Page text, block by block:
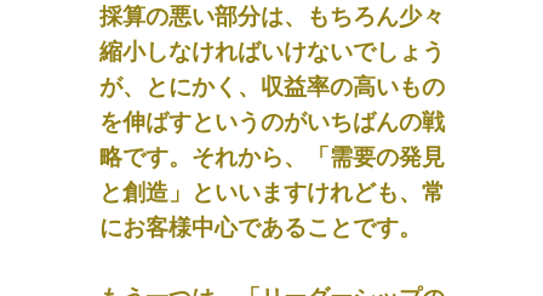
採算の悪い部分は、もちろん少々
縮小しなければいけないでしょう
が、とにかく、収益率の高いもの
を伸ばすというのがいちばんの戦
略です。それから、「需要の発見
と創造」といいますけれども、常
にお客様中心であることです。